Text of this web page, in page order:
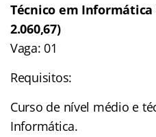
Técnico em Informática
2.060,67)
Vaga: 01
Requisitos:
Curso de nível médio e
Informática.